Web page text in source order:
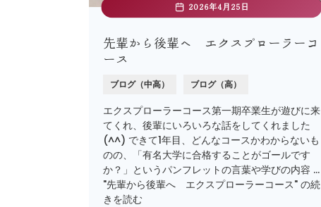
2026年4月25日
先輩から後輩へ エクスプローラーコ
ース
ブログ（中高） ブログ（高）
エクスプローラーコース第一期卒業生が遊びに来
てくれ、後輩にいろいろな話をしてくれました
(^^) できて1年目、どんなコースかわからないも
のの、「有名大学に合格することがゴールです
か？」というパンフレットの言葉や学びの内容 …
"先輩から後輩へ エクスプローラーコース" の続
きを読む